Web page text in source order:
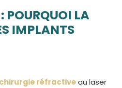
POURQUOI LA
IMPLANTS
chirurgie réfractiveau laser